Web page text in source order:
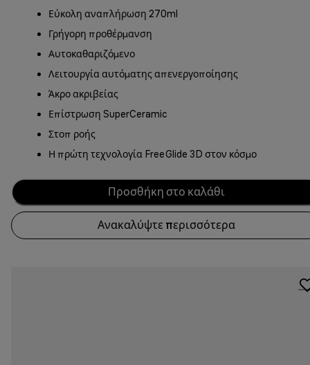
Εύκολη αναπλήρωση 270ml
Γρήγορη προθέρμανση
Αυτοκαθαριζόμενο
Λειτουργία αυτόματης απενεργοποίησης
Άκρο ακριβείας
Επίστρωση SuperCeramic
Στοπ ροής
Η πρώτη τεχνολογία FreeGlide 3D στον κόσμο
Προσθήκη στο καλάθι
Ανακαλύψτε περισσότερα